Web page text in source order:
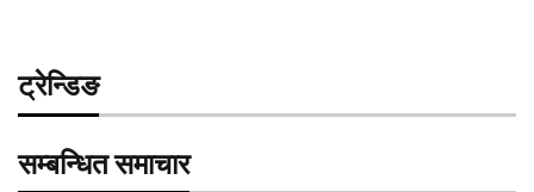
ट्रेन्डिङ
सम्बन्धित समाचार